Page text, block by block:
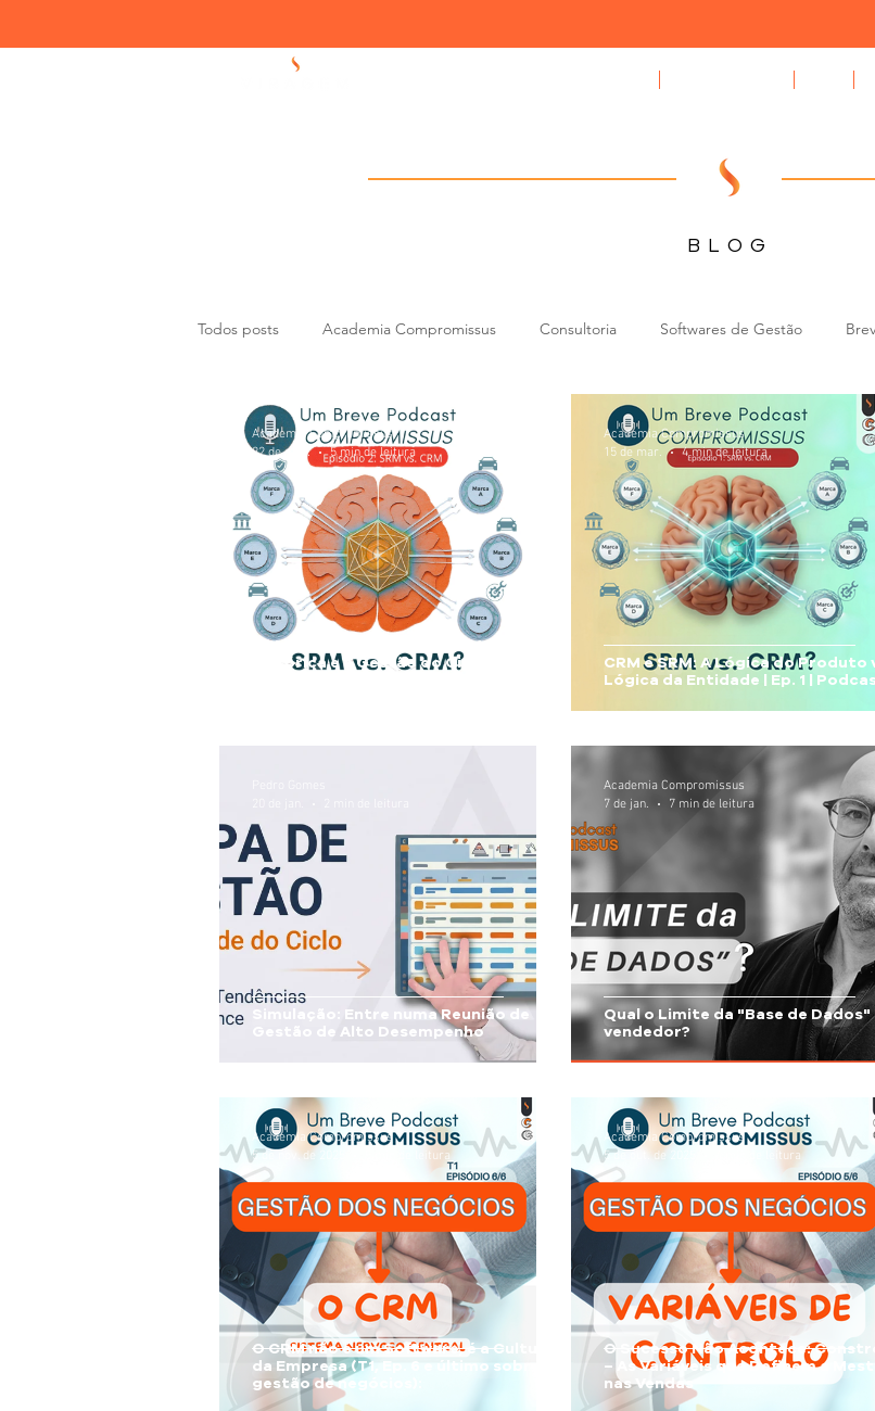
BLOG
Todos posts Academia Compromissus Consultoria Softwares de Gestão
Liderança e Gestão de Equipas CRM e Tecnologia para Stands Gestão de Leads
CRM e SRM na Operação: A Verdade
Histórica e a Gestão do Ciclo | Ep. 2 |
Academia Compromissus
22 de mar.
5 min de leitura
CRM e SRM: A Lógica do Produto
Lógica da Entidade | Ep. 1 |
Academia Compromissus
15 de mar.
4 min de leitura
Simulação: Entre numa Reunião de
Gestão de Alto Desempenho
Qual o Limite da "Base de Dados"
vendedor?
Academia Compromissus
7 de jan.
7 min de leitura
O CRM não é um Software, é a Cultura
da Empresa (T1, Ep. 6 e último sobre
gestão de negócios):
Academia Compromissus
5 de nov. de 2025
5 min de leitura
O Sucesso Não Acontece:
– As Variáveis que Definem a
nas Vendas
Academia Compromissus
5 de out. de 2025
4 min de leitura